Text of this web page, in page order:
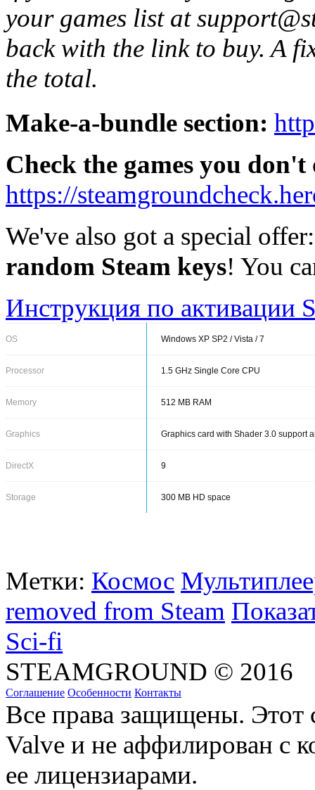
your games list at
back with the link to buy. A
the total.
Make-a-bundle section:
Check the games you don't
https://
We've also got a special
random Steam keys! You
Инструкция по активации
ОS Windows XP SP2 / Vista / 7
Processor 1.5 GHz Single Core CPU
Memory 512 MB RAM
Graphics Graphics card with Shader 3.0 support
DirectX 9
Storage 300 MB HD space
Метки: Космос
removed from Steam
Sci-fi
STEAMGROUND © 2016
Соглашение Особенности Контакты
Все права защищены. Этот
Valve и не аффилирован с
ее лицензиарами.